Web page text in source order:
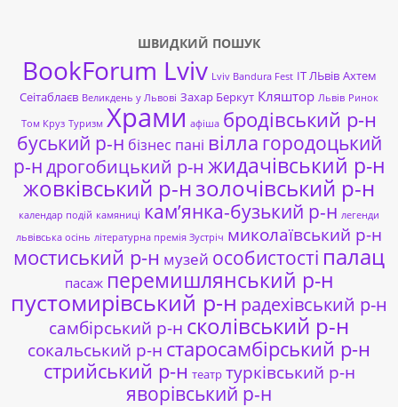
ШВИДКИЙ ПОШУК
BookForum Lviv Lviv Bandura Fest ІТ ЛЬвів Ахтем
Сеітаблаєв Великдень у Львові Захар Беркут Кляштор Львів Ринок
Том Круз Туризм Храми афіша бродівський р-н
буський р-н бізнес пані вілла городоцький
р-ндрогобицький р-н жидачівський р-н
жовківський р-нзолочівський р-н
календар подій камяниці кам’янка-бузький р-н легенди
львівська осінь літературна премія Зустріч миколаївський р-н
мостиський р-н музей особистості палац
пасаж перемишлянський р-н
пустомирівський р-н радехівський р-н
самбірський р-н сколівський р-н
сокальський р-н старосамбірський р-н
стрийський р-н театр турківський р-н
яворівський р-н